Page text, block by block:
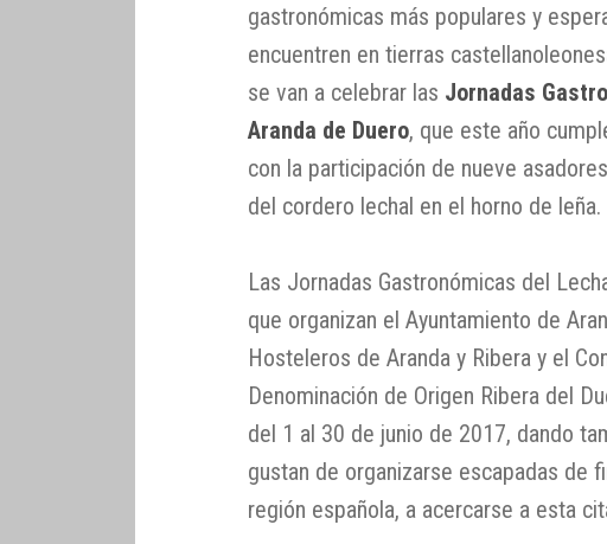
gastronómicas más populares y
encuentren en tierras
se van a celebrar las Jornadas
Aranda de Duero, que este año
con la participación de nueve
del cordero lechal en el horno de leña.
Las Jornadas Gastronómicas del
que organizan el Ayuntamiento de
Hosteleros de Aranda y Ribera y el
Denominación de Origen Ribera del
del 1 al 30 de junio de 2017, dando
gustan de organizarse escapadas de
región española, a acercarse a esta